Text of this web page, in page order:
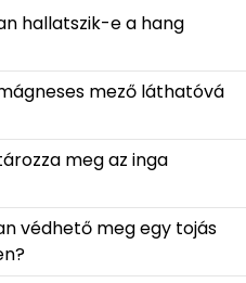
hallatszik-e a hang
mező láthatóvá
meg az inga
védhető meg egy tojás